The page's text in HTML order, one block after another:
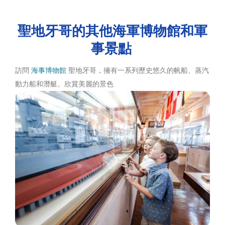
聖地牙哥的其他海軍博物館和軍
事景點
訪問 海事博物館 聖地牙哥，擁有一系列歷史悠久的帆船、蒸汽
動力船和潛艇。欣賞美麗的景色